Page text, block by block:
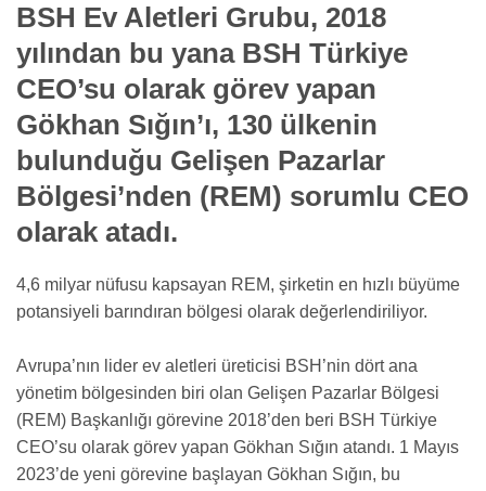
BSH Ev Aletleri Grubu, 2018
yılından bu yana BSH Türkiye
CEO’su olarak görev yapan
Gökhan Sığın’ı, 130 ülkenin
bulunduğu Gelişen Pazarlar
Bölgesi’nden (REM) sorumlu CEO
olarak atadı.
4,6 milyar nüfusu kapsayan REM, şirketin en hızlı büyüme
potansiyeli barındıran bölgesi olarak değerlendiriliyor.
Avrupa’nın lider ev aletleri üreticisi BSH’nin dört ana
yönetim bölgesinden biri olan Gelişen Pazarlar Bölgesi
(REM) Başkanlığı görevine 2018’den beri BSH Türkiye
CEO’su olarak görev yapan Gökhan Sığın atandı. 1 Mayıs
2023’de yeni görevine başlayan Gökhan Sığın, bu